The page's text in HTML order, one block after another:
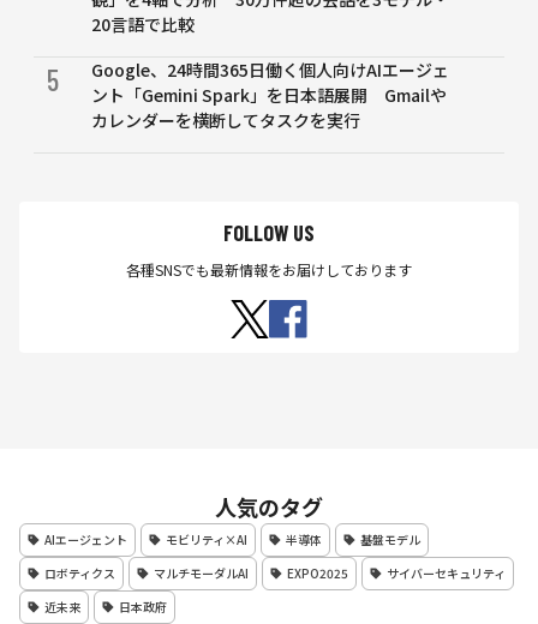
20言語で比較
5
Google、24時間365日働く個人向けAIエージェ
ント「Gemini Spark」を日本語展開 Gmailや
カレンダーを横断してタスクを実行
FOLLOW US
各種SNSでも最新情報をお届けしております
人気のタグ
AIエージェント モビリティ×AI 半導体
基盤モデル
ロボティクス
マルチモーダルAI EXPO2025
サイバーセキュリティ
近未来
日本政府